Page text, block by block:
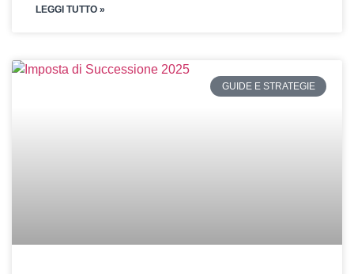
LEGGI TUTTO »
GUIDE E STRATEGIE